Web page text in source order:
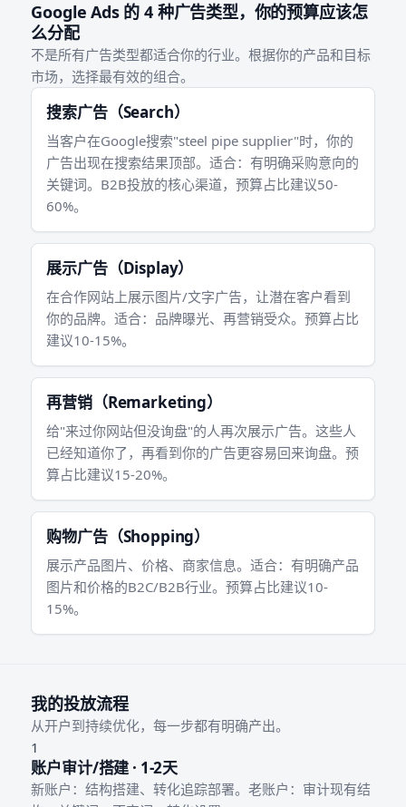
Google Ads 的 4 种广告类型，你的预算应该怎
么分配
不是所有广告类型都适合你的行业。根据你的产品和目标
市场，选择最有效的组合。
搜索广告（Search）
当客户在Google搜索"steel pipe supplier"时，你的
广告出现在搜索结果顶部。适合：有明确采购意向的
关键词。B2B投放的核心渠道，预算占比建议50-
60%。
展示广告（Display）
在合作网站上展示图片/文字广告，让潜在客户看到
你的品牌。适合：品牌曝光、再营销受众。预算占比
建议10-15%。
再营销（Remarketing）
给"来过你网站但没询盘"的人再次展示广告。这些人
已经知道你了，再看到你的广告更容易回来询盘。预
算占比建议15-20%。
购物广告（Shopping）
展示产品图片、价格、商家信息。适合：有明确产品
图片和价格的B2C/B2B行业。预算占比建议10-
15%。
我的投放流程
从开户到持续优化，每一步都有明确产出。
1
账户审计/搭建 · 1-2天
新账户：结构搭建、转化追踪部署。老账户：审计现有结